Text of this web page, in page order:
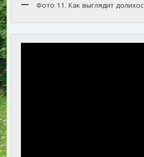
Фото 11. Как выглядит долихос